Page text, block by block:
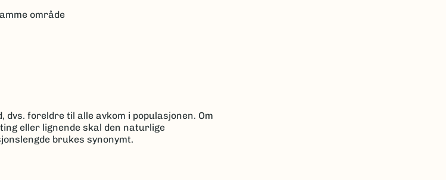
område
foreldre til alle avkom i populasjonen. Om
eller lignende skal den naturlige
brukes synonymt.